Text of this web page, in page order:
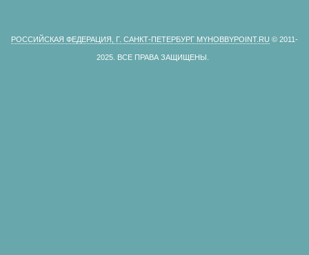
РОССИЙСКАЯ ФЕДЕРАЦИЯ, Г. САНКТ-ПЕТЕРБУРГ MYHOBBYPOINT.RU © 2011-
2025. ВСЕ ПРАВА ЗАЩИЩЕНЫ.